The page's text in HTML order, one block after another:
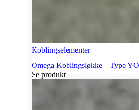
Koblingselementer
Omega Koblingsløkke – Type YO
Se produkt